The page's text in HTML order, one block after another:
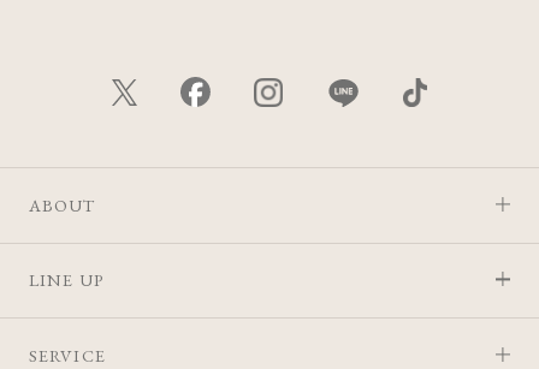
ABOUT
LINE UP
SERVICE